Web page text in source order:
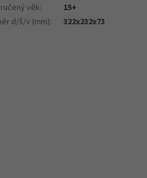
věk:
15+
d/š/v (mm): 322x232x73